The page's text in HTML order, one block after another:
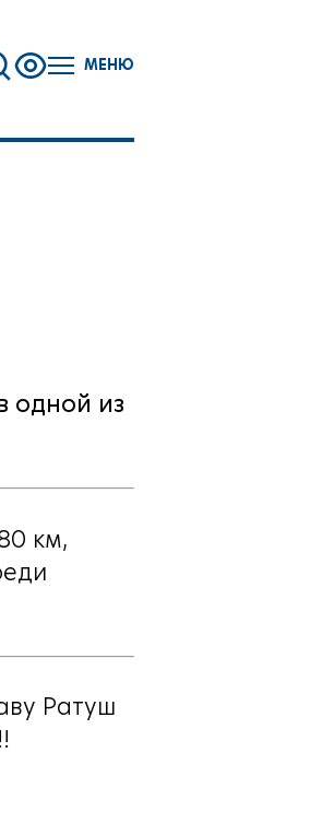
МЕНЮ
одной из
км,
Ратуш